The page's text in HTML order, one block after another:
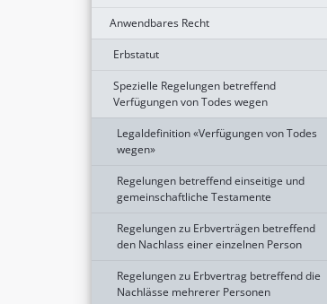
Anwendbares Recht
Erbstatut
Spezielle Regelungen betreffend
Verfügungen von Todes wegen
Legaldefinition «Verfügungen von Todes
wegen»
Regelungen betreffend einseitige und
gemeinschaftliche Testamente
Regelungen zu Erbverträgen betreffend
den Nachlass einer einzelnen Person
Regelungen zu Erbvertrag betreffend die
Nachlässe mehrerer Personen